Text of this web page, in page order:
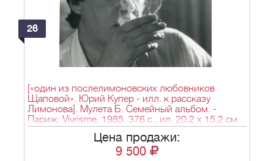
26
[«один из послелимоновских любовников
Щаповой». Юрий Купер - илл. к рассказу
Лимонова]. Мулета Б. Семейный альбом. -
Париж: Vivrisme, 1985. 376 с., ил. 20,2 х 15,2 см.
Цена продажи:
9 500